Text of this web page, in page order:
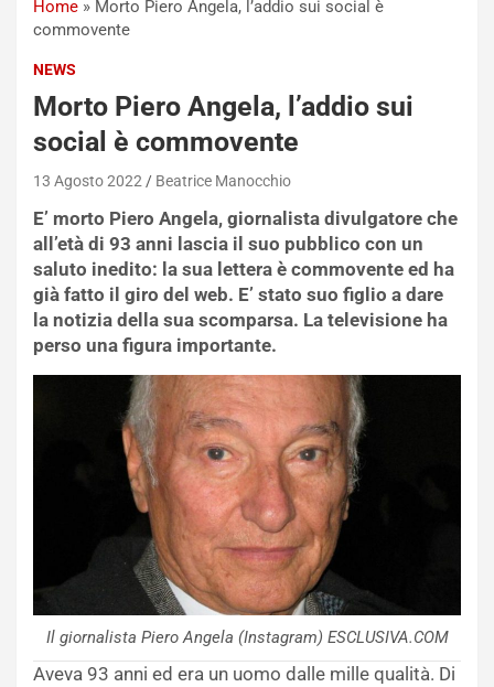
Home » Morto Piero Angela, l’addio sui social è
commovente
NEWS
Morto Piero Angela, l’addio sui
social è commovente
13 Agosto 2022 Beatrice Manocchio
E’ morto Piero Angela, giornalista divulgatore che
all’età di 93 anni lascia il suo pubblico con un
saluto inedito: la sua lettera è commovente ed ha
già fatto il giro del web. E’ stato suo figlio a dare
la notizia della sua scomparsa. La televisione ha
perso una figura importante.
Il giornalista Piero Angela (Instagram) ESCLUSIVA.COM
Aveva 93 anni ed era un uomo dalle mille qualità. Di